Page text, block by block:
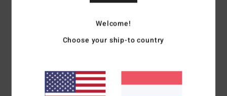
Enzymwaschung für ein echtes Vintage-Tragegefühl
Ärmel:Lange Ärmel
Verschluss:Halbreißverschluss
Welcome!
Choose your ship-to country